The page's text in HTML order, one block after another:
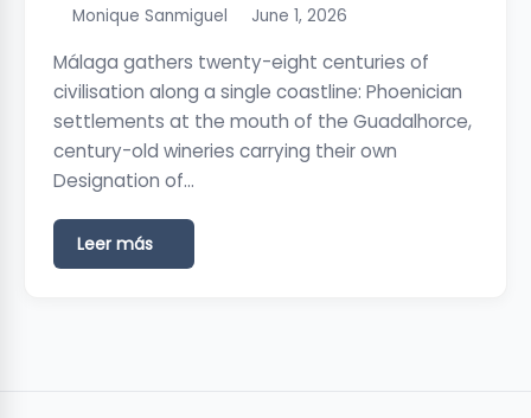
Monique Sanmiguel June 1, 2026
Málaga gathers twenty-eight centuries of
civilisation along a single coastline: Phoenician
settlements at the mouth of the Guadalhorce,
century-old wineries carrying their own
Designation of…
Leer más